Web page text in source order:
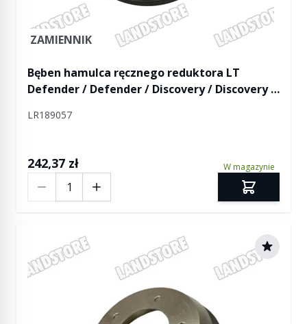
ZAMIENNIK
Bęben hamulca ręcznego reduktora LT
Defender / Defender / Discovery / Discovery II
LR189057
242,37 zł W magazynie